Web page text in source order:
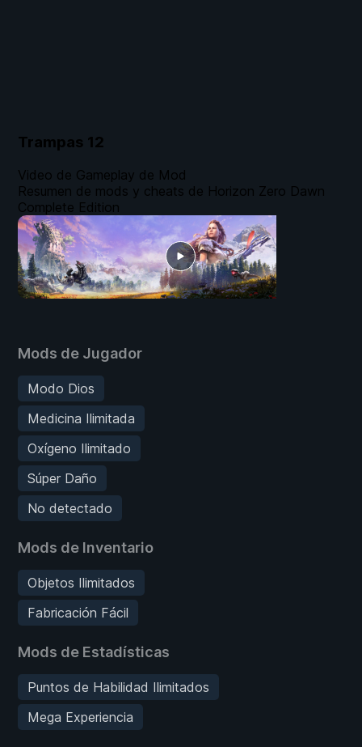
Trampas 12
Mods de Jugador
Modo Dios
Medicina Ilimitada
Oxígeno Ilimitado
Súper Daño
No detectado
Mods de Inventario
Objetos Ilimitados
Fabricación Fácil
Mods de Estadísticas
Puntos de Habilidad Ilimitados
Mega Experiencia
Video de Gameplay de Mod
Resumen de mods y cheats de Horizon Zero Dawn
Complete Edition